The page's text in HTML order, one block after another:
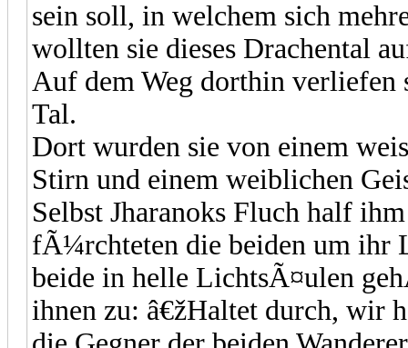
sein soll, in welchem sich
wollten sie dieses Drachental
Auf dem Weg dorthin verliefen
Tal.
Dort wurden sie von einem
Stirn und einem weiblichen
Selbst Jharanoks Fluch half
fÃ¼rchteten die beiden um ihr
beide in helle LichtsÃ¤ulen
ihnen zu: â€žHaltet durch, wir